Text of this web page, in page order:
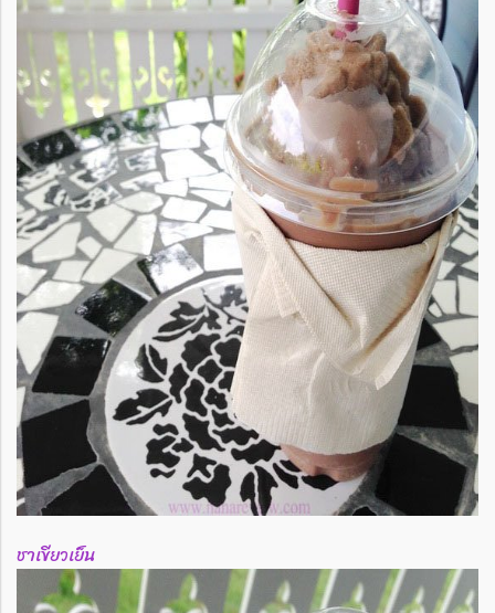
ชาเขียวเย็น